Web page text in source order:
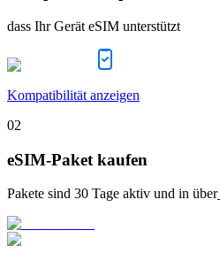
dass Ihr Gerät eSIM unterstützt
Kompatibilität anzeigen
02
eSIM-Paket kaufen
Pakete sind 30 Tage aktiv und in über